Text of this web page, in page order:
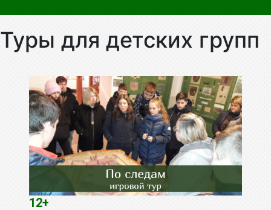
Туры для детских групп
12+